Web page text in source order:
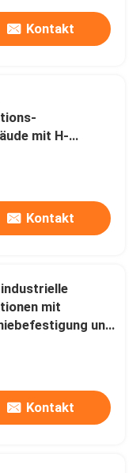
Kontakt
mit H-
Kontakt
mit
und
Kontakt